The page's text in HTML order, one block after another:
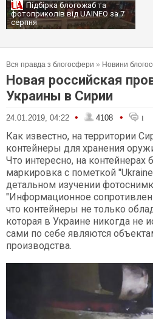
Підбірка блогожаб та
фотоприколів від UAINFO за 7
серпня
Вся правда з блогосфери » Новини
Новая российская
Украины в Сирии
24.01.2019, 04:22 • 4108 • 1
Как известно, на территории
контейнеры для хранения
Что интересно, на
маркировка с пометкой
детальном изучении
"Информационное
что контейнеры не только
которая в Украине никогда не
сами по себе являются
производства.